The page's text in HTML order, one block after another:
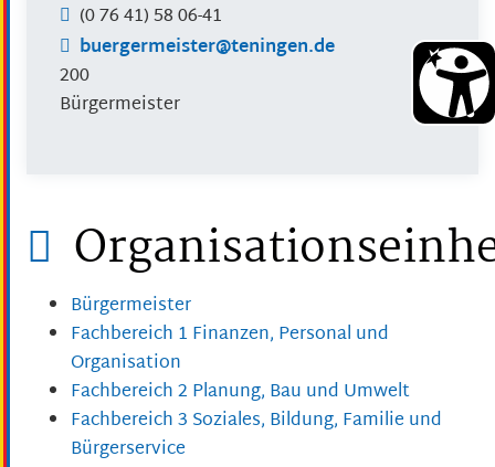
(07641) 5806-41
buergermeister@teningen.de
200
Bürgermeister
Bürgermeister
Fachbereich 1 Finanzen, Personal und
Organisation
Fachbereich 2 Planung, Bau und Umwelt
Fachbereich 3 Soziales, Bildung, Familie und
Bürgerservice